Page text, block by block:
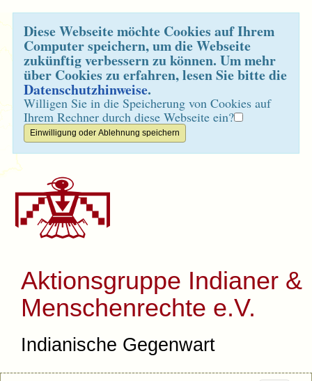
Diese Webseite möchte Cookies auf Ihrem
Computer speichern, um die Webseite
zukünftig verbessern zu können. Um mehr
über Cookies zu erfahren, lesen Sie bitte die
Datenschutzhinweise.
Willigen Sie in die Speicherung von Cookies auf
Ihrem Rechner durch diese Webseite ein?
Aktionsgruppe Indianer &
Menschenrechte e.V.
Indianische Gegenwart